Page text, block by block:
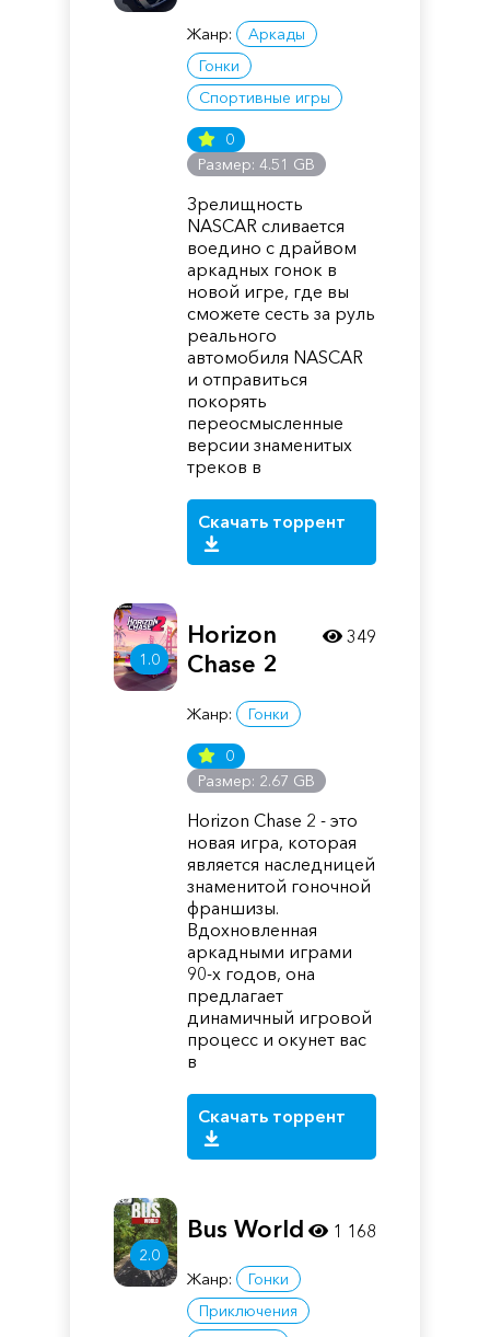
Жанр:
Аркады
Гонки
Спортивные игры
0
Размер: 4.51 GB
Зрелищность
NASCAR сливается
воедино с драйвом
аркадных гонок в
новой игре, где вы
сможете сесть за руль
реального
автомобиля NASCAR
и отправиться
покорять
переосмысленные
версии знаменитых
треков в
Скачать торрент
1.0
Horizon
Chase 2
Жанр: Гонки
0
Размер: 2.67 GB
Horizon Chase 2 - это
новая игра, которая
является наследницей
знаменитой гоночной
франшизы.
Вдохновленная
аркадными играми
90-х годов, она
предлагает
динамичный игровой
процесс и окунет вас
в
Скачать торрент
349
2.0
Bus World
Жанр:
Гонки
Приключения
1 168